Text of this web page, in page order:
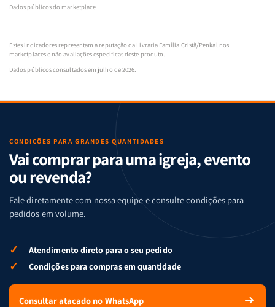
Dados públicos do marketplace
Estes indicadores representam a reputação da Livraria Família Cristã/Penkal nos
marketplaces e não avaliações específicas deste produto.
Dados públicos consultados em julho de 2026.
CONDIÇÕES PARA GRANDES QUANTIDADES
Vai comprar para uma igreja, evento
ou revenda?
Fale diretamente com nossa equipe e consulte condições para
pedidos em volume.
✓ Atendimento direto para o seu pedido
✓ Condições para compras em quantidade
Consultar atacado no WhatsApp